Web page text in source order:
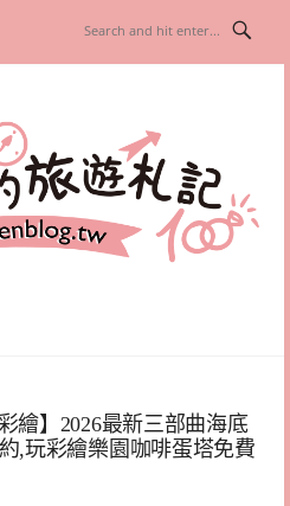
繪】2026最新三部曲海底
,玩彩繪樂園咖啡蛋塔免費